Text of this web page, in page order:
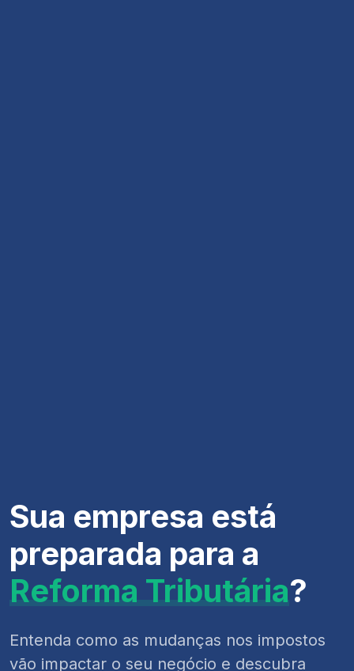
Sua empresa está
preparada para a
Reforma Tributária?
Entenda como as mudanças nos impostos
vão impactar o seu negócio e descubra